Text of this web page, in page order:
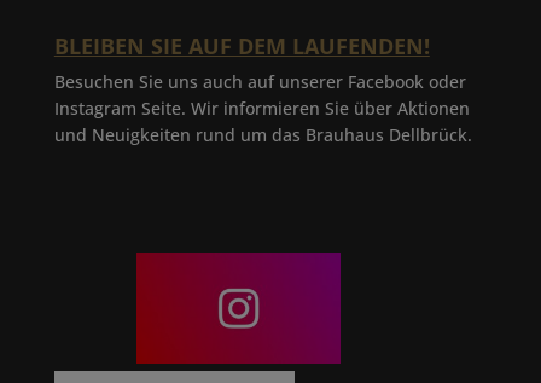
BLEIBEN SIE AUF DEM LAUFENDEN!
Besuchen Sie uns auch auf unserer Facebook oder
Instagram Seite. Wir informieren Sie über Aktionen
und Neuigkeiten rund um das Brauhaus Dellbrück.